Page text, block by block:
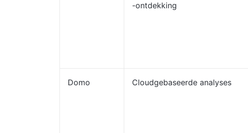
-ontdekking
Domo Cloudgebaseerde analyses